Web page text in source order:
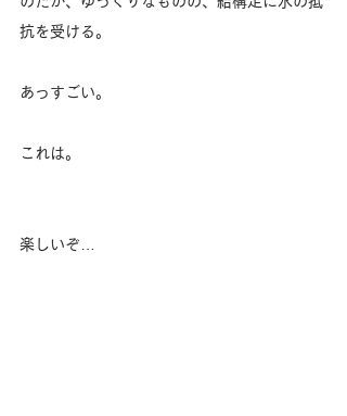
抗を受ける。
あっすごい。
これは。
楽しいぞ…